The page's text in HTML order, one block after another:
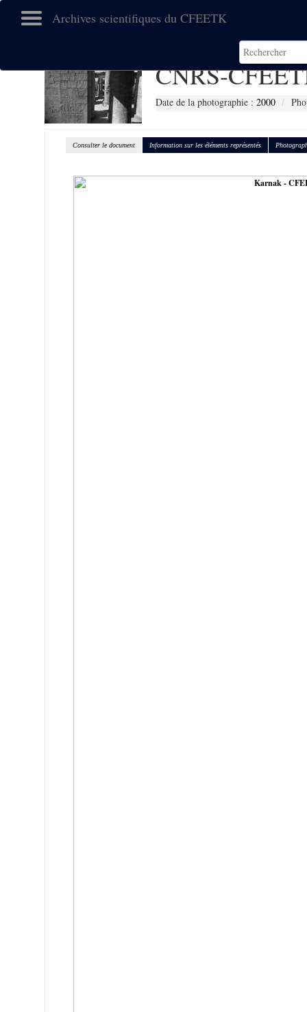
Archives scientifiques du CFEETK
CNRS-
Date de la photographie : 2000
Consulter le document Information sur les éléments représentés